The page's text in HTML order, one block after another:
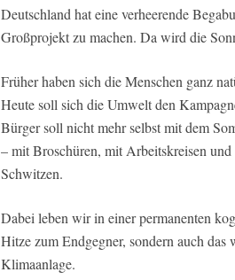
Deutschland hat eine verheerende
Großprojekt zu machen. Da wird die
Früher haben sich die Menschen ganz
Heute soll sich die Umwelt den
Bürger soll nicht mehr selbst mit dem
– mit Broschüren, mit Arbeitskreisen
Schwitzen.
Dabei leben wir in einer permanenten
Hitze zum Endgegner, sondern auch
Klimaanlage.